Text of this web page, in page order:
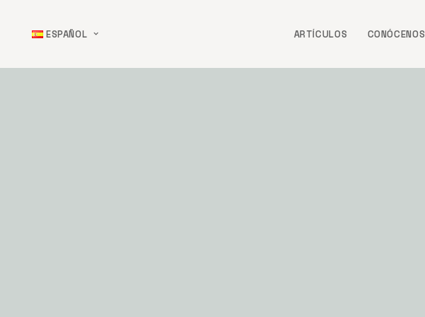
ESPAÑOL ARTÍCULOS CONÓCENOS